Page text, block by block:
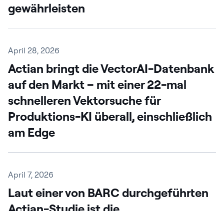
gewährleisten
April 28, 2026
Actian bringt die VectorAI-Datenbank
auf den Markt – mit einer 22-mal
schnelleren Vektorsuche für
Produktions-KI überall, einschließlich
am Edge
April 7, 2026
Laut einer von BARC durchgeführten